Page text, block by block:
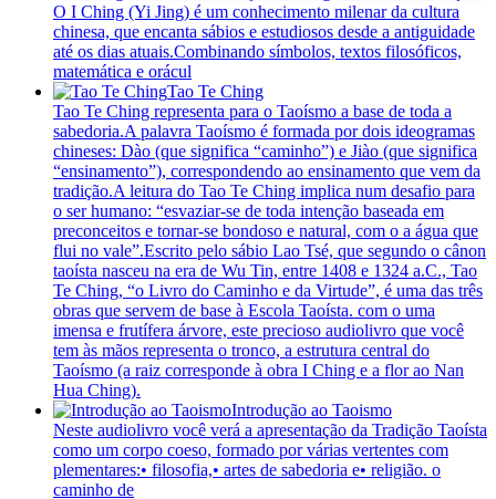
O I Ching (Yi Jing) é um conhecimento milenar da cultura
chinesa, que encanta sábios e estudiosos desde a antiguidade
até os dias atuais.Combinando símbolos, textos filosóficos,
matemática e orácul
Tao Te Ching
Tao Te Ching representa para o Taoísmo a base de toda a
sabedoria.A palavra Taoísmo é formada por dois ideogramas
chineses: Dào (que significa “caminho”) e Jiào (que significa
“ensinamento”), correspondendo ao ensinamento que vem da
tradição.A leitura do Tao Te Ching implica num desafio para
o ser humano: “esvaziar-se de toda intenção baseada em
preconceitos e tornar-se bondoso e natural, com o a água que
flui no vale”.Escrito pelo sábio Lao Tsé, que segundo o cânon
taoísta nasceu na era de Wu Tin, entre 1408 e 1324 a.C., Tao
Te Ching, “o Livro do Caminho e da Virtude”, é uma das três
obras que servem de base à Escola Taoísta. com o uma
imensa e frutífera árvore, este precioso audiolivro que você
tem às mãos representa o tronco, a estrutura central do
Taoísmo (a raiz corresponde à obra I Ching e a flor ao Nan
Hua Ching).
Introdução ao Taoismo
Neste audiolivro você verá a apresentação da Tradição Taoísta
como um corpo coeso, formado por várias vertentes com
plementares:• filosofia,• artes de sabedoria e• religião. o
caminho de